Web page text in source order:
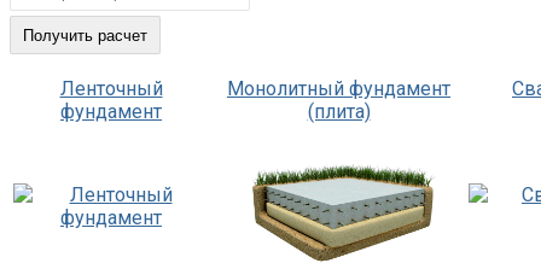
Ленточный
фундамент
Монолитный фундамент
(плита)